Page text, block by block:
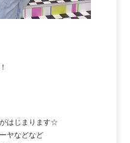
はじまります☆
ヤなどなど